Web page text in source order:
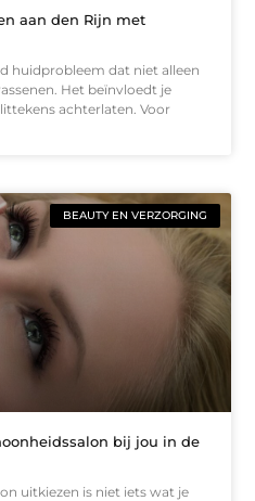
aan den Rijn met
huidprobleem dat niet alleen
Het beïnvloedt je
achterlaten. Voor
BEAUTY EN VERZORGING
bij jou in de
uitkiezen is niet iets wat je